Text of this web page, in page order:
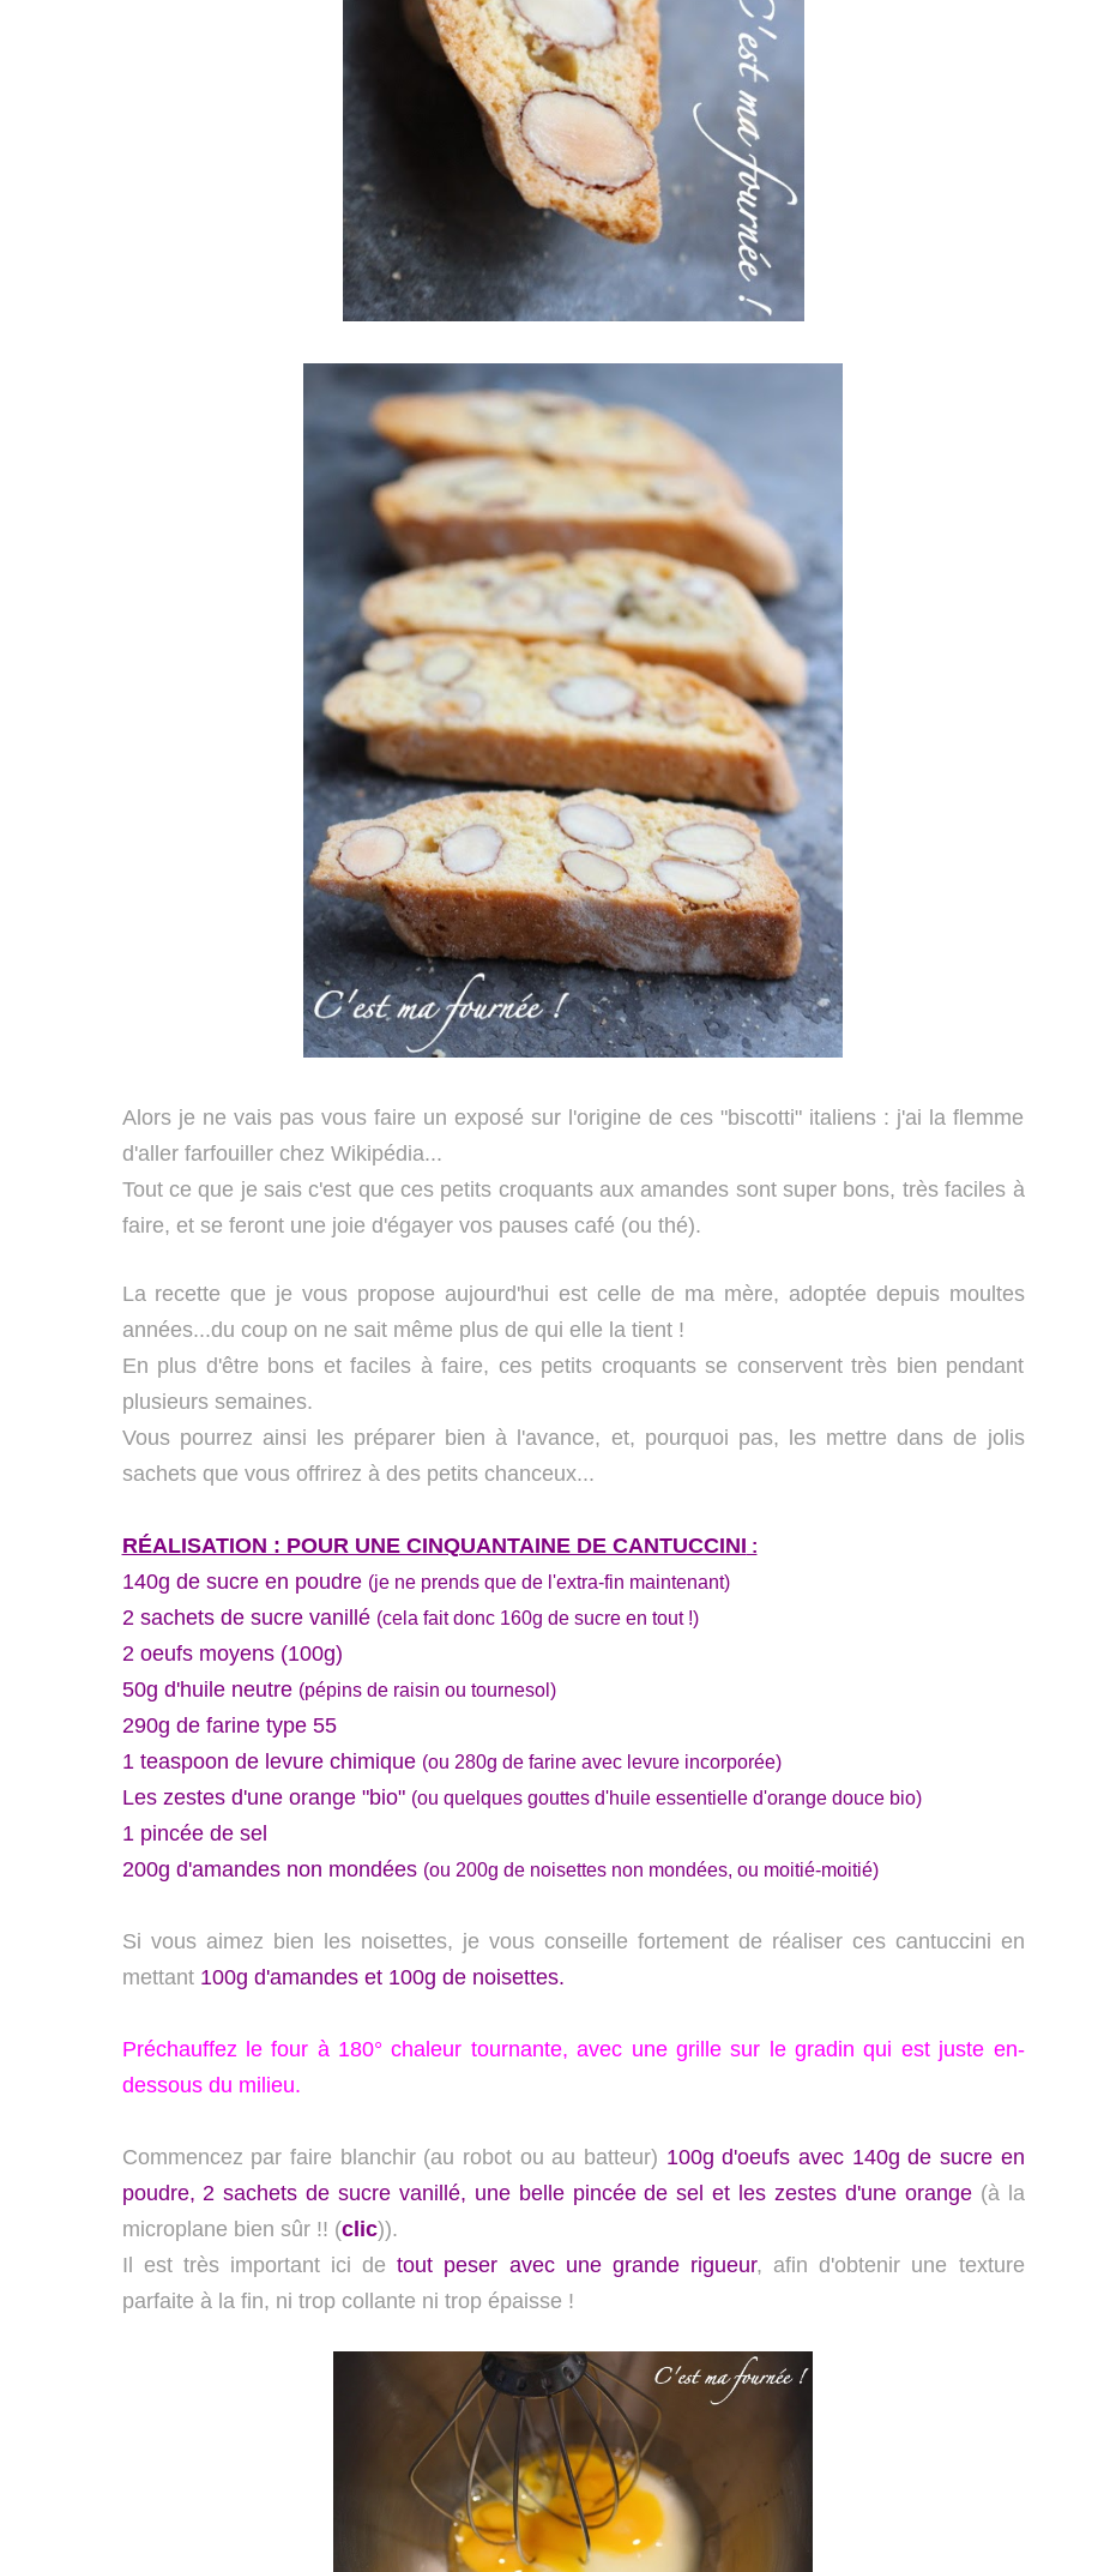
Alors je ne vais pas vous faire un exposé sur l'origine de ces "biscotti" italiens : j'ai la flemme
d'aller farfouiller chez Wikipédia...
Tout ce que je sais c'est que ces petits croquants aux amandes sont super bons, très faciles à
faire, et se feront une joie d'égayer vos pauses café (ou thé).
La recette que je vous propose aujourd'hui est celle de ma mère, adoptée depuis moultes
années...du coup on ne sait même plus de qui elle la tient !
En plus d'être bons et faciles à faire, ces petits croquants se conservent très bien pendant
plusieurs semaines.
Vous pourrez ainsi les préparer bien à l'avance, et, pourquoi pas, les mettre dans de jolis
sachets que vous offrirez à des petits chanceux...
RÉALISATION : POUR UNE CINQUANTAINE DE CANTUCCINI :
140g de sucre en poudre (je ne prends que de l'extra-fin maintenant)
2 sachets de sucre vanillé (cela fait donc 160g de sucre en tout !)
2 oeufs moyens (100g)
50g d'huile neutre (pépins de raisin ou tournesol)
290g de farine type 55
1 teaspoon de levure chimique (ou 280g de farine avec levure incorporée)
Les zestes d'une orange "bio" (ou quelques gouttes d'huile essentielle d'orange douce bio)
1 pincée de sel
200g d'amandes non mondées (ou 200g de noisettes non mondées, ou moitié-moitié)
Si vous aimez bien les noisettes, je vous conseille fortement de réaliser ces cantuccini en
mettant100g d'amandes et 100g de noisettes.
Préchauffez le four à 180° chaleur tournante, avec une grille sur le gradin qui est juste en-
dessous du milieu.
Commencez par faire blanchir (au robot ou au batteur) 100g d'oeufs avec 140g de sucre en
poudre, 2 sachets de sucre vanillé, une belle pincée de sel et les zestes d'une orange(à la
microplane bien sûr !! (clic)).
Il est très important ici detout peser avec une grande rigueur, afin d'obtenir une texture
parfaite à la fin, ni trop collante ni trop épaisse !